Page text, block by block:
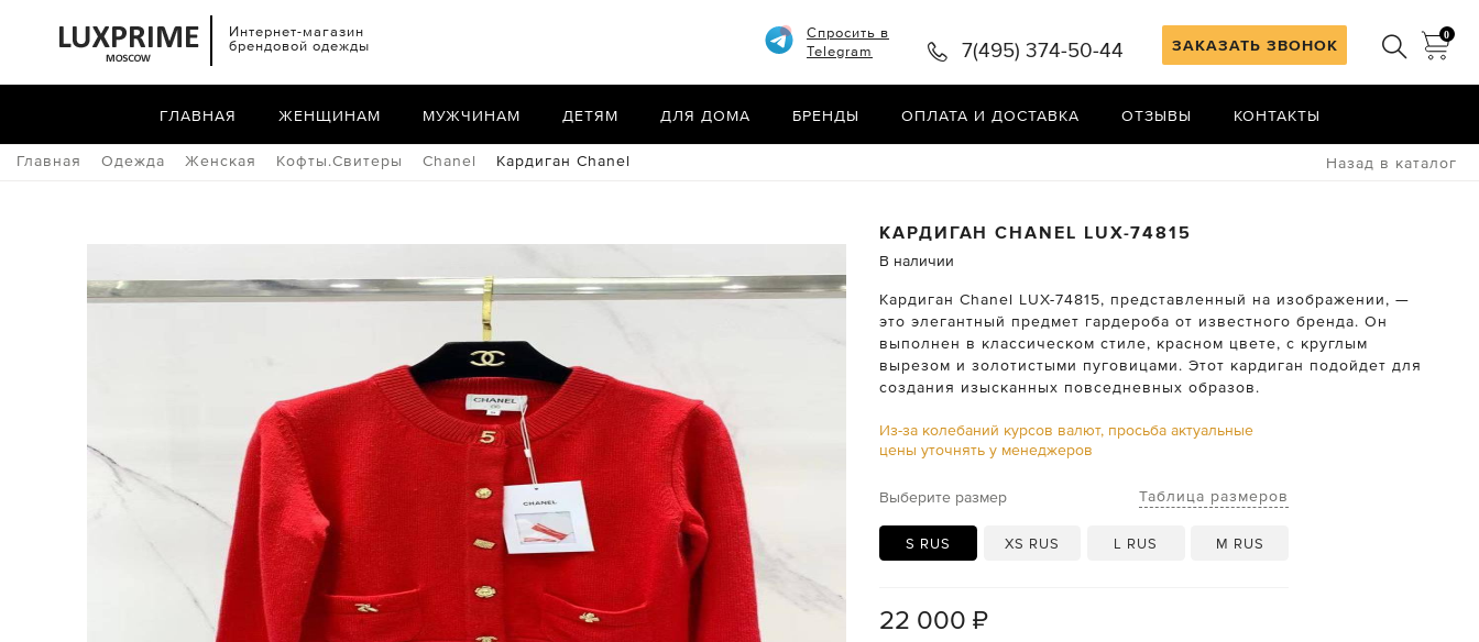
Интернет-магазин
брендовой одежды
ЗАКАЗАТЬ ЗВОНОК
0
Спросить в
Telegram
7(495) 374-50-44
ГЛАВНАЯ ЖЕНЩИНАМ МУЖЧИНАМ ДЕТЯМ ДЛЯ ДОМА БРЕНДЫ ОПЛАТА И ДОСТАВКА ОТЗЫВЫ КОНТАКТЫ
Главная Одежда Женская Кофты.Свитеры Chanel Кардиган Chanel Назад в каталог
КАРДИГАНCHANEL LUX-74815
В наличии
Кардиган Chanel LUX-74815, представленный на изображении, —
это элегантный предмет гардероба от известного бренда. Он
выполнен в классическом стиле, красном цвете, с круглым
вырезом и золотистыми пуговицами. Этот кардиган подойдет для
создания изысканных повседневных образов.
Из-за колебаний курсов валют, просьба актуальные
цены уточнять у менеджеров
Выберите размер Таблица размеров
S RUS XS RUS L RUS M RUS
22 000 ₽